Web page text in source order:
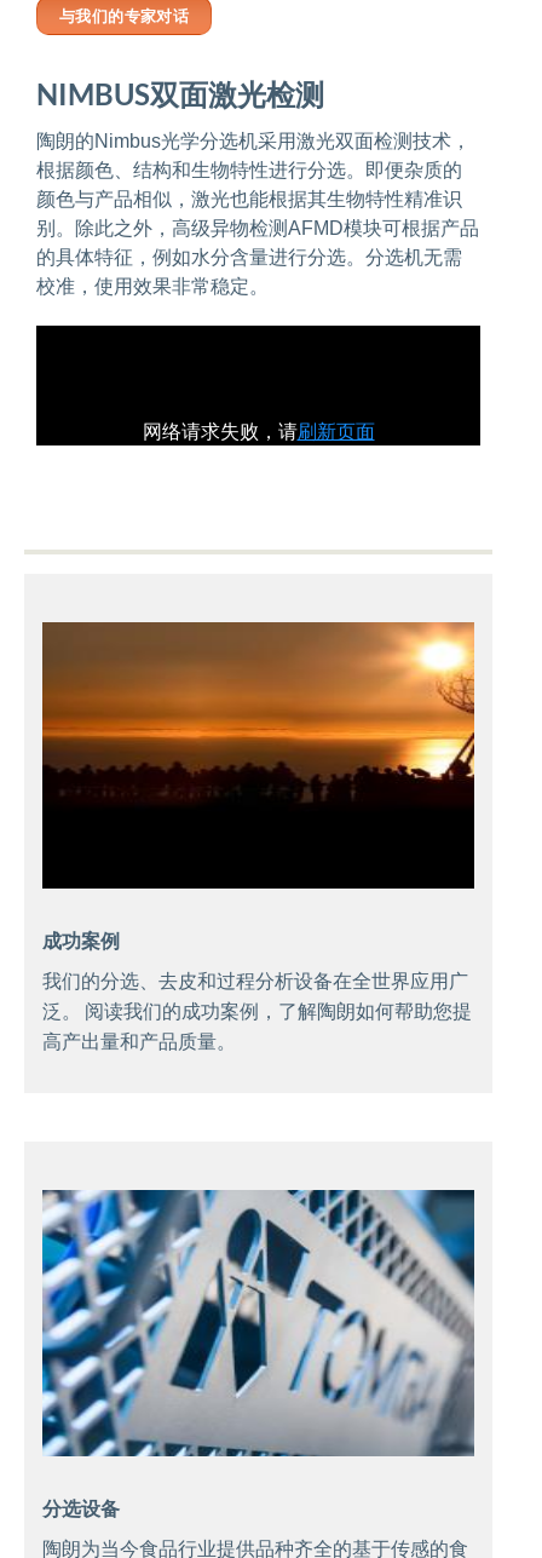
与我们的专家对话
NIMBUS双面激光检测
陶朗的Nimbus光学分选机采用激光双面检测技术，
根据颜色、结构和生物特性进行分选。即便杂质的
颜色与产品相似，激光也能根据其生物特性精准识
别。除此之外，高级异物检测AFMD模块可根据产品
的具体特征，例如水分含量进行分选。分选机无需
校准，使用效果非常稳定。
网络请求失败，请刷新页面
成功案例
我们的分选、去皮和过程分析设备在全世界应用广
泛。 阅读我们的成功案例，了解陶朗如何帮助您提
高产出量和产品质量。
分选设备
陶朗为当今食品行业提供品种齐全的基于传感的食